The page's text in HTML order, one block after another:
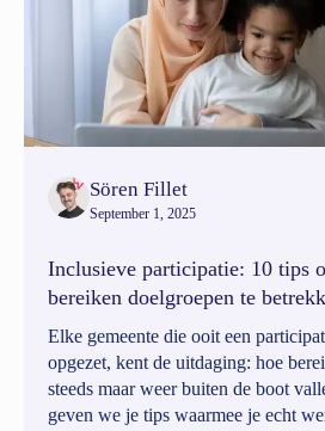
Sören Fillet
September 1, 2025
Inclusieve participatie: 10 tips
bereiken doelgroepen te
Elke gemeente die ooit een
opgezet, kent de uitdaging: hoe
steeds maar weer buiten de boot
geven we je tips waarmee je echt